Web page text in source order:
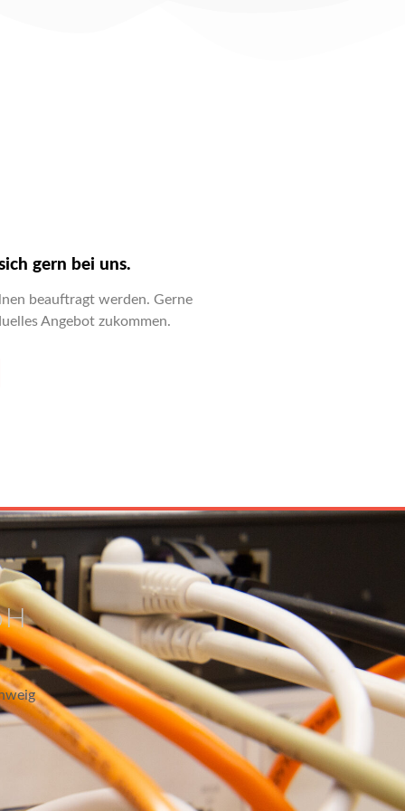
gern bei uns.
beauftragt werden. Gerne
Angebot zukommen.